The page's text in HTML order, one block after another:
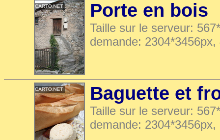
Porte en bois
Taille sur le serveur:
demande:
Baguette et
Taille sur le serveur:
demande: